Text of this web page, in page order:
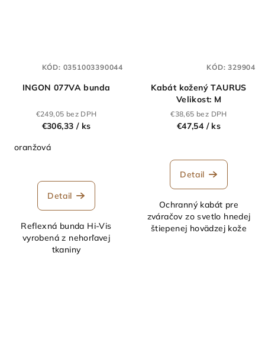
INGON 077VA bunda
€249,05 bez DPH
€306,33 / ks
oranžová
Detail
Reflexná bunda Hi-Vis
vyrobená z nehorľavej
tkaniny
KÓD: 0351003390044
Kabát kožený TAURUS
Velikost: M
€38,65 bez DPH
€47,54 / ks
Detail
Ochranný kabát pre
zváračov zo svetlo hnedej
štiepenej hovädzej kože
KÓD:329904